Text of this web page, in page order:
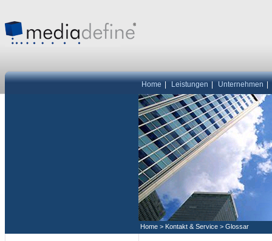
Home Leistungen Unternehmen
Home > Kontakt & Service > Glossar